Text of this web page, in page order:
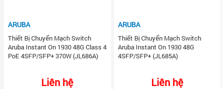
ARUBA
Thiết Bị Chuyển Mạch Switch
Aruba Instant On 1930 48G Class 4
PoE 4SFP/SFP+ 370W (JL686A)
Liên hệ
ARUBA
Thiết Bị Chuyển Mạch Switch
Aruba Instant On 1930 48G
4SFP/SFP+ (JL685A)
Liên hệ